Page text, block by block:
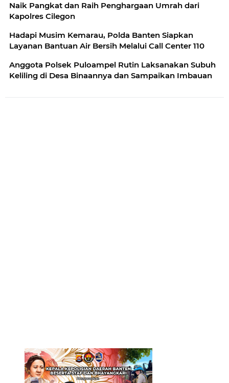
Naik Pangkat dan Raih Penghargaan Umrah dari
Kapolres Cilegon
Hadapi Musim Kemarau, Polda Banten Siapkan
Layanan Bantuan Air Bersih Melalui Call Center 110
Anggota Polsek Puloampel Rutin Laksanakan Subuh
Keliling di Desa Binaannya dan Sampaikan Imbauan